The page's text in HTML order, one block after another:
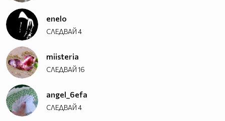
enelo
СЛЕДВАЙ4
miisteria
СЛЕДВАЙ16
angel_6efa
СЛЕДВАЙ4